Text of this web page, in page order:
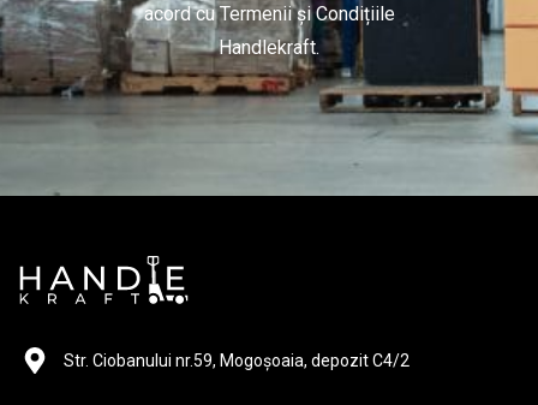
acord cu Termenii și Condițiile
Handlekraft.
Str. Ciobanului nr.59, Mogoșoaia, depozit C4/2